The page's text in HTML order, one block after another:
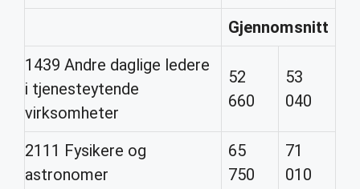
Gjennomsnitt
1439 Andre daglige ledere
i tjenesteytende
virksomheter
52
660
53
040
2111 Fysikere og
astronomer
65
750
71
010